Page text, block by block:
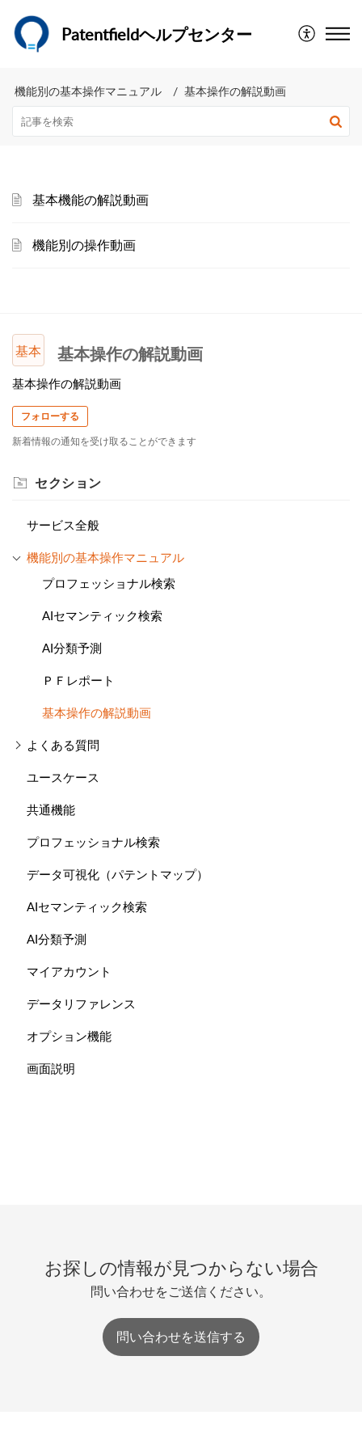
Patentfieldヘルプセンター
機能別の基本操作マニュアル 基本操作の解説動画
基本機能の解説動画
機能別の操作動画
基本 基本操作の解説動画
基本操作の解説動画
フォローする
新着情報の通知を受け取ることができます
セクション
サービス全般
機能別の基本操作マニュアル
プロフェッショナル検索
AIセマンティック検索
AI分類予測
ＰＦレポート
基本操作の解説動画
よくある質問
ユースケース
共通機能
プロフェッショナル検索
データ可視化（パテントマップ）
AIセマンティック検索
AI分類予測
マイアカウント
データリファレンス
オプション機能
画面説明
お探しの情報が見つからない場合
問い合わせをご送信ください。
問い合わせを送信する